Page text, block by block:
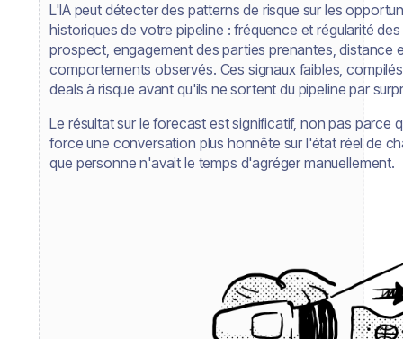
L'IA peut détecter des patterns de risque sur les
historiques de votre pipeline : fréquence et régularité
prospect, engagement des parties prenantes, distance
comportements observés. Ces signaux faibles,
deals à risque avant qu'ils ne sortent du pipeline par
Le résultat sur le forecast est significatif, non pas parce
force une conversation plus honnête sur l'état réel de
que personne n'avait le temps d'agréger manuellement.